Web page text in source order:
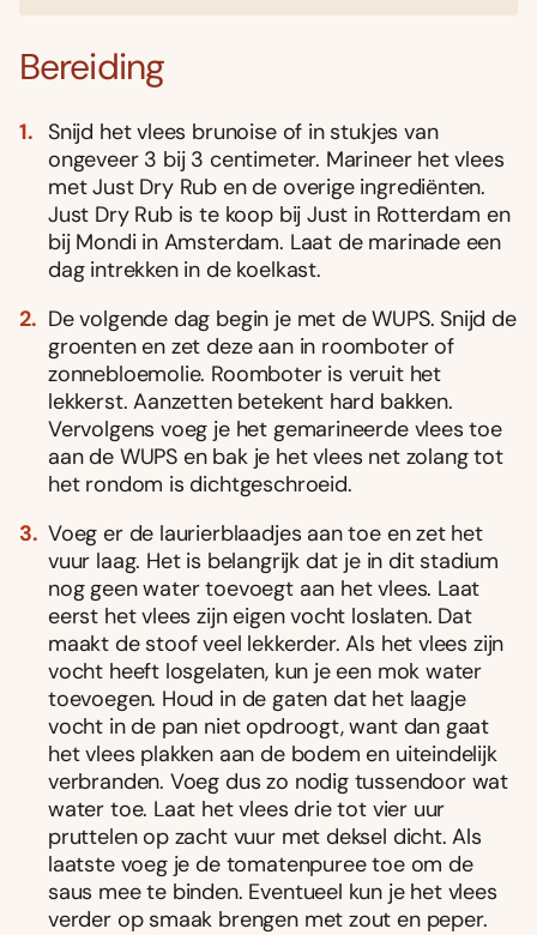
Bereiding
Snijd het vlees brunoise of in stukjes van
ongeveer 3 bij 3 centimeter. Marineer het vlees
met Just Dry Rub en de overige ingrediënten.
Just Dry Rub is te koop bij Just in Rotterdam en
bij Mondi in Amsterdam. Laat de marinade een
dag intrekken in de koelkast.
De volgende dag begin je met de WUPS. Snijd de
groenten en zet deze aan in roomboter of
zonnebloemolie. Roomboter is veruit het
lekkerst. Aanzetten betekent hard bakken.
Vervolgens voeg je het gemarineerde vlees toe
aan de WUPS en bak je het vlees net zolang tot
het rondom is dichtgeschroeid.
Voeg er de laurierblaadjes aan toe en zet het
vuur laag. Het is belangrijk dat je in dit stadium
nog geen water toevoegt aan het vlees. Laat
eerst het vlees zijn eigen vocht loslaten. Dat
maakt de stoof veel lekkerder. Als het vlees zijn
vocht heeft losgelaten, kun je een mok water
toevoegen. Houd in de gaten dat het laagje
vocht in de pan niet opdroogt, want dan gaat
het vlees plakken aan de bodem en uiteindelijk
verbranden. Voeg dus zo nodig tussendoor wat
water toe. Laat het vlees drie tot vier uur
pruttelen op zacht vuur met deksel dicht. Als
laatste voeg je de tomatenpuree toe om de
saus mee te binden. Eventueel kun je het vlees
verder op smaak brengen met zout en peper.